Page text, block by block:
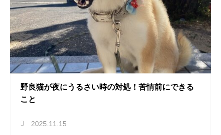
野良猫が夜にうるさい時の対処！苦情前にできる
こと
2025.11.15